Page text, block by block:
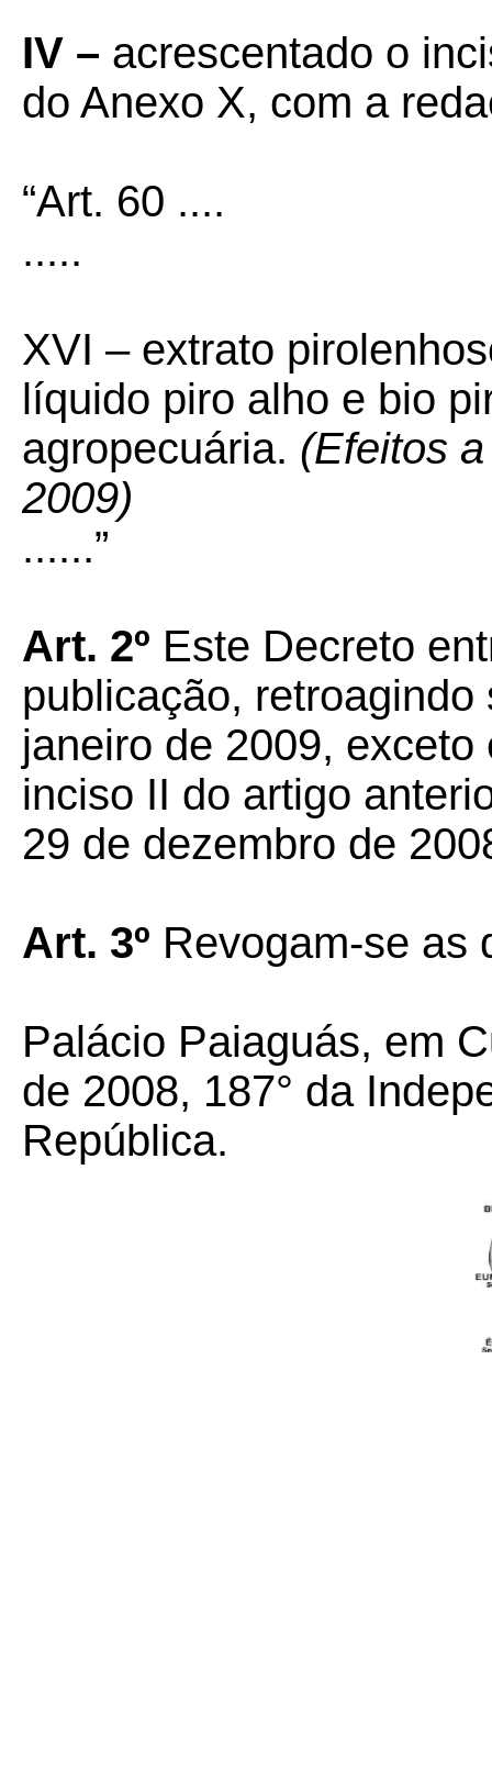
IV – acrescentado o
do Anexo X, com a
“Art. 60 ....
.....
XVI – extrato
líquido piro alho e bio
agropecuária. (Efeitos
2009)
......”
Art. 2º Este Decreto
publicação, retroagindo
janeiro de 2009,
inciso II do artigo
29 de dezembro de
Art. 3º Revogam-se as
Palácio Paiaguás, em
de 2008, 187° da
República.